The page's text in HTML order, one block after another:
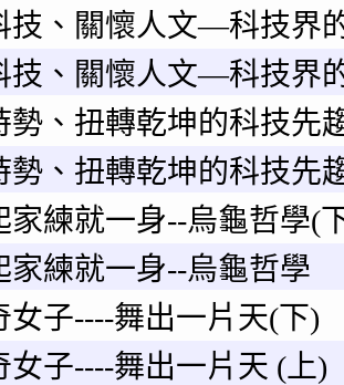
技、關懷人文—科技界
技、關懷人文—科技界
勢、扭轉乾坤的科技先
勢、扭轉乾坤的科技先
家練就一身--烏龜哲學(
家練就一身--烏龜哲學
女子----舞出一片天(下)
女子----舞出一片天 (上)